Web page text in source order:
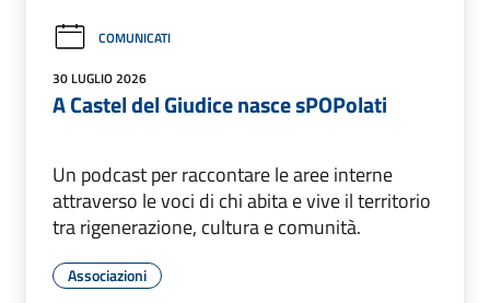
COMUNICATI
30 LUGLIO 2026
A Castel del Giudice nasce sPOPolati
Un podcast per raccontare le aree interne
attraverso le voci di chi abita e vive il territorio
tra rigenerazione, cultura e comunità.
Associazioni